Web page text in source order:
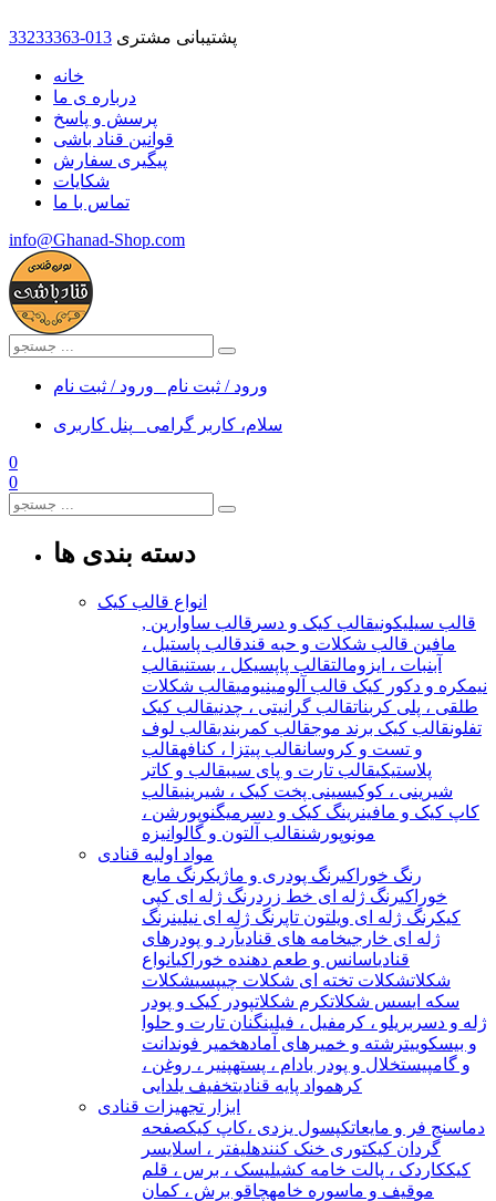
33233363-013 پشتیبانی مشتری
خانه
درباره ی ما
پرسش و پاسخ
قوانین قناد باشی
پیگیری سفارش
شکایات
تماس با ما
info@Ghanad-Shop.com
ورود / ثبت نام ورود / ثبت نام
سلام، کاربر گرامی
پنل کاربری
0
0
دسته بندی ها
انواع قالب کیک
قالب سیلیکونیقالب کیک و دسر قالب ساوارین ,
مافین قالب شکلات و حبه قندقالب پاستیل ،
آبنبات ، ایزومالتقالب پاپسیکل ، بستنیقالب
نیمکره و دکور کیک قالب آلومینیومیقالب شکلات
طلقی ، پلی کربناتقالب گرانیتی ، چدنیقالب کیک
تفلونقالب کیک برند موجقالب کمربندیقالب لوف
و تست و کروسانقالب پیتزا ، کنافهقالب
پلاستیکیقالب تارت و پای سیبقالب و کاتر
شیرینی ، کوکیسینی پخت کیک ، شیرینیقالب
کاپ کیک و مافینرینگ کیک و دسر میگنوپورشن ،
مونوپورشنقالب آلتون و گالوانیزه
مواد اولیه قنادی
رنگ خوراکیرنگ پودری و ماژیکرنگ مایع
خوراکیرنگ ژله ای خط زردرنگ ژله ای کپی
کیکرنگ ژله ای ویلتون تاپرنگ ژله ای نیلینرنگ
ژله ای خارجیخامه های قنادیآرد و پودرهای
قنادیاسانس و طعم دهنده خوراکیانواع
شکلاتشکلات تخته ای شکلات چیپسیشکلات
سکه ایسس شکلاتکرم شکلاتپودر کیک و پودر
ژله و دسر بریلو ، کرمفیل ، فیلینگنان تارت و حلوا
و بیسکوییترشته و خمیرهای آمادهخمیر فوندانت
و گامپیستخلال و پودر بادام ، پستهپنیر ، روغن ،
کرهمواد پایه قنادیتخفیف یلدایی
ابزار تجهیزات قنادی
دماسنج فر و مایعاتکپسول یزدی ،کاپ کیکصفحه
گردان کیکتوری خنک کنندهلیفتر ، اسلایسر
کیککاردک ، پالت خامه کشیلیسک ، برس ، قلم
موقیف و ماسوره خامهچاقو برش ، کمان